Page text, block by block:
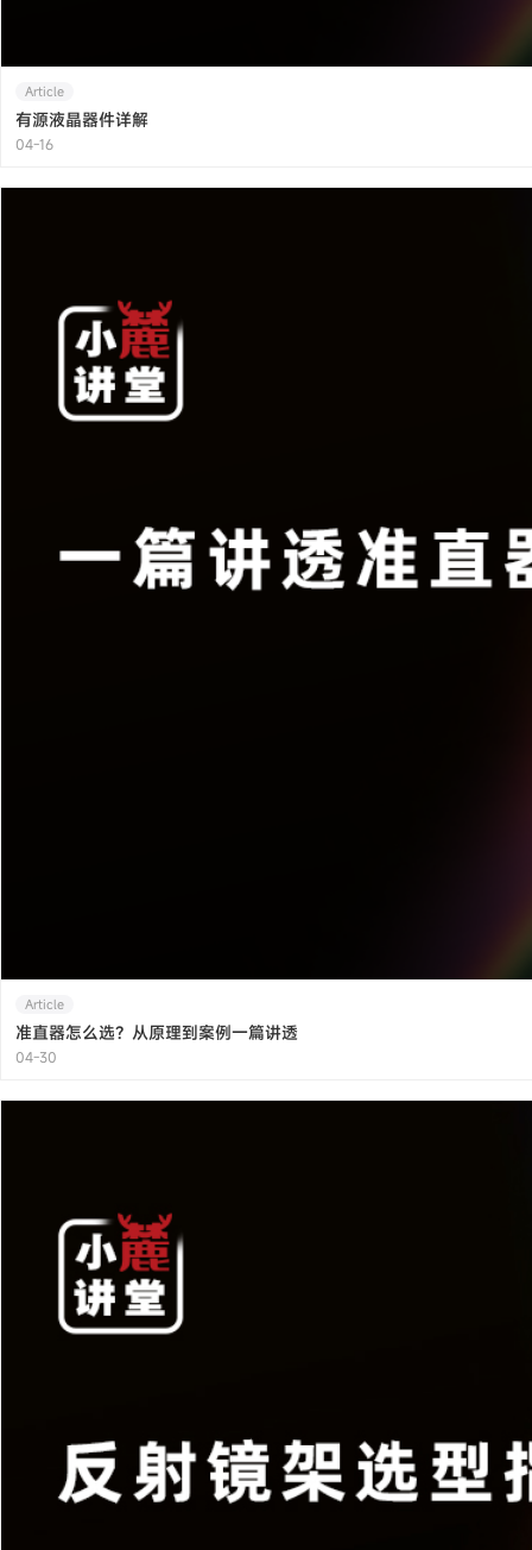
Article
有源液晶器件详解
04-16
Article
准直器怎么选？从原理到案例一篇讲透
04-30